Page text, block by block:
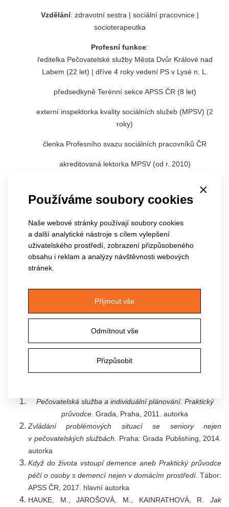
×
Používáme soubory cookies
Naše webové stránky používají soubory cookies
a další analytické nástroje s cílem vylepšení
uživatelského prostředí, zobrazení přizpůsobeného
obsahu i reklam a analýzy návštěvnosti webových
stránek.
Přijmout vše
Odmítnout vše
Přizpůsobit
Vzdělání: zdravotní sestra | sociální pracovnice |
socioterapeutka
Profesní funkce:
ředitelka Pečovatelské služby Města Dvůr Králové nad
Labem (22 let) | dříve 4 roky vedení PS v Lysé n. L.
předsedkyně Terénní sekce APSS ČR (8 let)
externí inspektorka kvality sociálních služeb (MPSV) (2
roky)
členka Profesního svazu sociálních pracovníků ČR
akreditovaná lektorka MPSV (od r. 2010)
pracovníků KHK (12 let)
Klíčové služby
Vzdělávání profesionálních týmů sociální péče
Příprava na inspekce a interní audity
Konzultace
Pečovatelská služba a individuální plánování. Praktický
průvodce . Grada, Praha, 2011. autorka
Zvládání problémových situací se seniory nejen
v pečovatelských službách . Praha: Grada Publishing, 2014.
autorka
Když do života vstoupí demence aneb Praktický průvodce
péčí o osoby s demencí nejen v domácím prostředí. Tábor:
APSS ČR, 2017. hlavní autorka
HAUKE, M., JAROŠOVÁ, M., KAINRATHOVÁ, R. Jak